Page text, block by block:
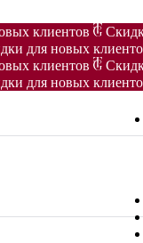
клиентов
для новых
клиентов
для новых